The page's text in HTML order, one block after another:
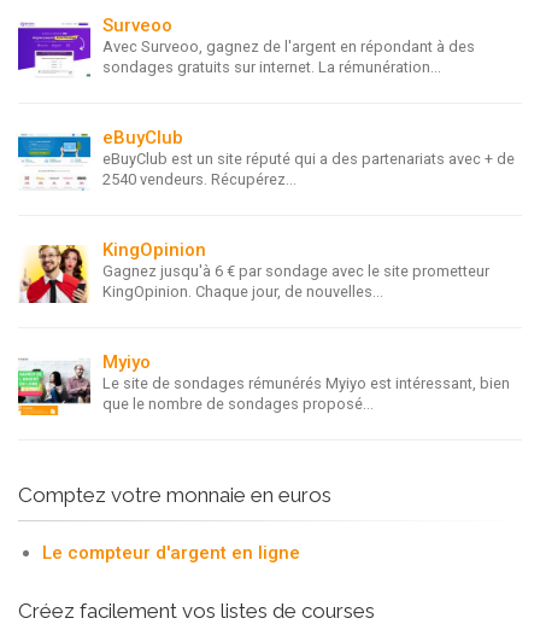
Surveoo
Avec Surveoo, gagnez de l'argent en répondant à des
sondages gratuits sur internet. La rémunération...
eBuyClub
eBuyClub est un site réputé qui a des partenariats avec + de
2540 vendeurs. Récupérez...
KingOpinion
Gagnez jusqu'à 6 € par sondage avec le site prometteur
KingOpinion. Chaque jour, de nouvelles...
Myiyo
Le site de sondages rémunérés Myiyo est intéressant, bien
que le nombre de sondages proposé...
Comptez votre monnaie en euros
Le compteur d'argent en ligne
Créez facilement vos listes de courses